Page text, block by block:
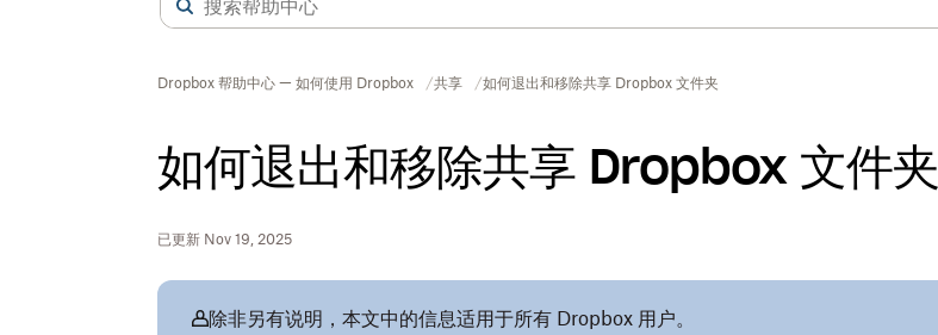
Dropbox 帮助中心 — 如何使用 Dropbox 共享 如何退出和移除共享 Dropbox 文件夹
如何退出和移除共享 Dropbox 文件夹
已更新 Nov 19, 2025
除非另有说明，本文中的信息适用于所有 Dropbox 用户。